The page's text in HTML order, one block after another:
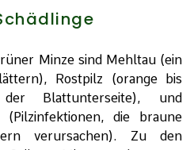
Minze sind Mehltau (ein
Rostpilz (orange bis
Blattunterseite), und
(Pilzinfektionen, die braune
verursachen). Zu den